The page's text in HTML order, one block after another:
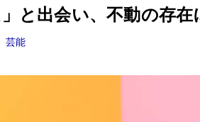
と出会い、不動の存
芸能